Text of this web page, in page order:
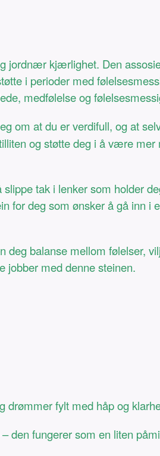
jordnær kjærlighet. Den
i perioder med
medfølelse og
om at du er verdifull, og at
og støtte deg i å være
tak i lenker som holder
for deg som ønsker å gå inn i
balanse mellom følelser,
jobber med denne steinen.
drømmer fylt med håp og
den fungerer som en liten